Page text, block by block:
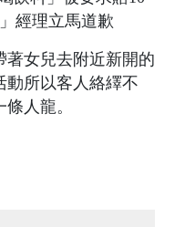
著女兒去附近新開的
動所以客人絡繹不
人龍。